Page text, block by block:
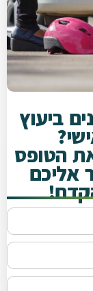
ביעוץ
הטופס
אליכם